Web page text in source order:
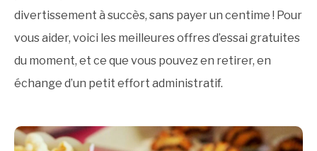
divertissement à succès, sans payer un centime ! Pour
vous aider, voici les meilleures offres d’essai gratuites
du moment, et ce que vous pouvez en retirer, en
échange d’un petit effort administratif.